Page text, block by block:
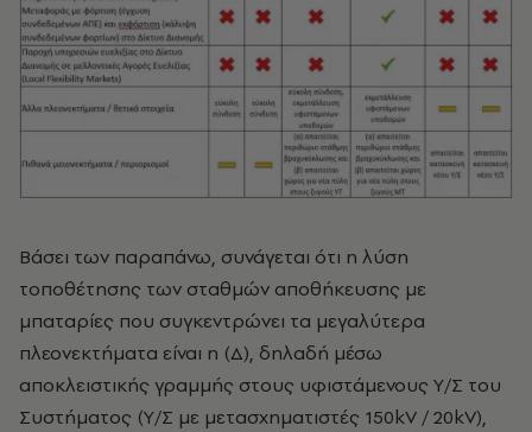
Βάσει των παραπάνω, συνάγεται ότι η λύση
τοποθέτησης των σταθμών αποθήκευσης με
μπαταρίες που συγκεντρώνει τα μεγαλύτερα
πλεονεκτήματα είναι η (Δ), δηλαδή μέσω
αποκλειστικής γραμμής στους υφιστάμενους Υ/Σ του
Συστήματος (Υ/Σ με μετασχηματιστές 150kV / 20kV),